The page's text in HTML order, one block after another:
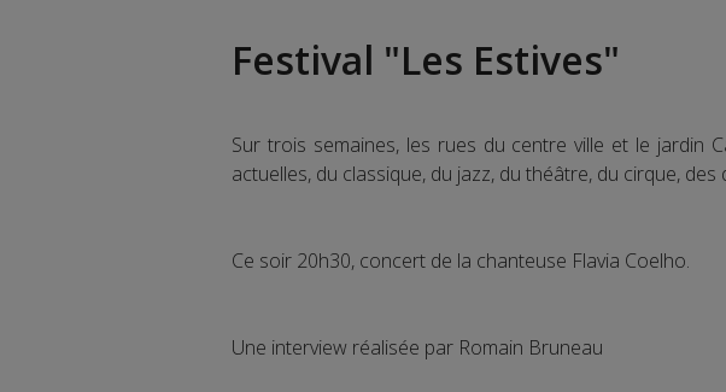
Festival "Les Estives"
Sur trois semaines, les rues du centre ville et le jardin
actuelles, du classique, du jazz, du théâtre, du cirque,
Ce soir 20h30, concert de la chanteuse Flavia Coelho.
Une interview réalisée par Romain Bruneau